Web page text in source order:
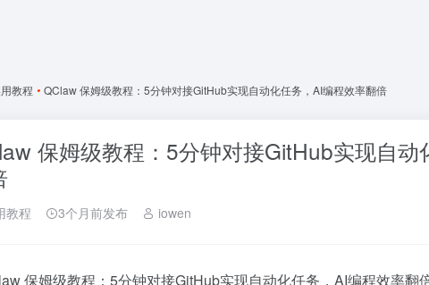
教程 • QClaw 保姆级教程：5分钟对接GitHub实现自动化任务，AI编程效率翻倍
保姆级教程：5分钟对接GitHub实现自动
教程 3个月前发布 iowen
保姆级教程：5分钟对接GitHub实现自动化任务，AI编程效率翻